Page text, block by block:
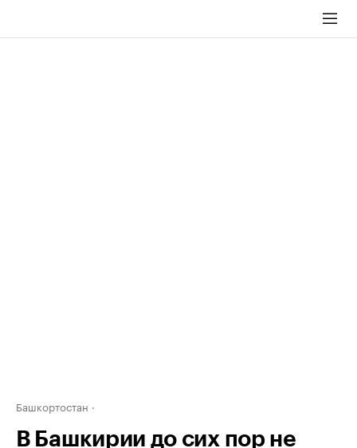
Башкортостан
В Башкирии до сих пор не